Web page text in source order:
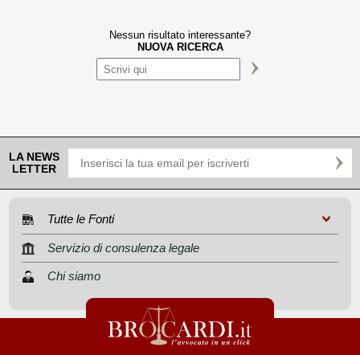
Nessun risultato interessante?
NUOVA RICERCA
LA NEWS
LETTER
Tutte le Fonti
Servizio di consulenza legale
Chi siamo